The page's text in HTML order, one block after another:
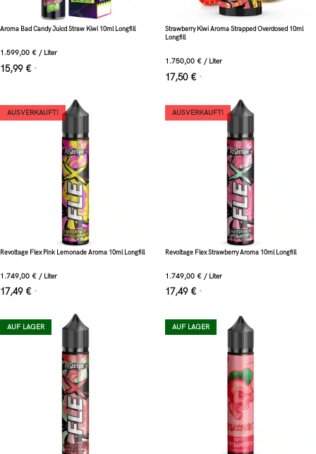
Aroma Bad Candy Juicd Straw Kiwi 10ml Longfill
1.599,00 € / Liter
15,99 € *
Strawberry Kiwi Aroma Strapped Overdosed 10ml
Longfill
1.750,00 € / Liter
17,50 € *
AUSVERKAUFT!
Revoltage Flex Pink Lemonade Aroma 10ml Longfill
1.749,00 € / Liter
17,49 € *
AUSVERKAUFT!
Revoltage Flex Strawberry Aroma 10ml Longfill
1.749,00 € / Liter
17,49 € *
AUF LAGER AUF LAGER